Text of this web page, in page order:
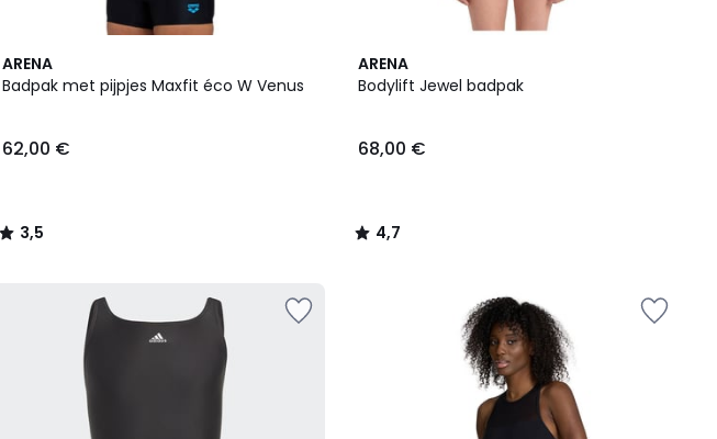
ARENA
Badpak met pijpjes Maxfit éco W Venus
62,00 €
3,5
/ 5
3,5
/
ARENA
Bodylift Jewel badpak
68,00 €
4,7
/ 5
4,7
/